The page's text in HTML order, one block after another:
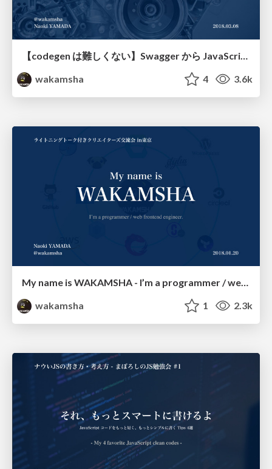
【codegen は難しくない】Swagger から JavaScript ( TypeScript ) コードを自動生成してコーディングを効率化しよう
wakamsha
4 3.6k
wakamsha
1 2.3k